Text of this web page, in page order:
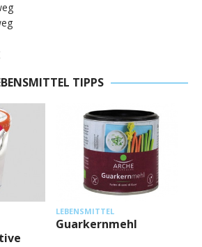
TIPPS
LEBENSMITTEL
Guarkernmehl